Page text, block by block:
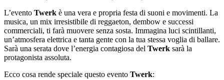
L’evento Twerk è una vera e propria festa di suoni e movimenti. La
musica, un mix irresistibile di reggaeton, dembow e successi
commerciali, ti farà muovere senza sosta. Immagina luci scintillanti,
un’atmosfera elettrica e tanta gente con la tua stessa voglia di ballare.
Sarà una serata dove l’energia contagiosa del Twerk sarà la
protagonista assoluta.
Ecco cosa rende speciale questo evento Twerk: